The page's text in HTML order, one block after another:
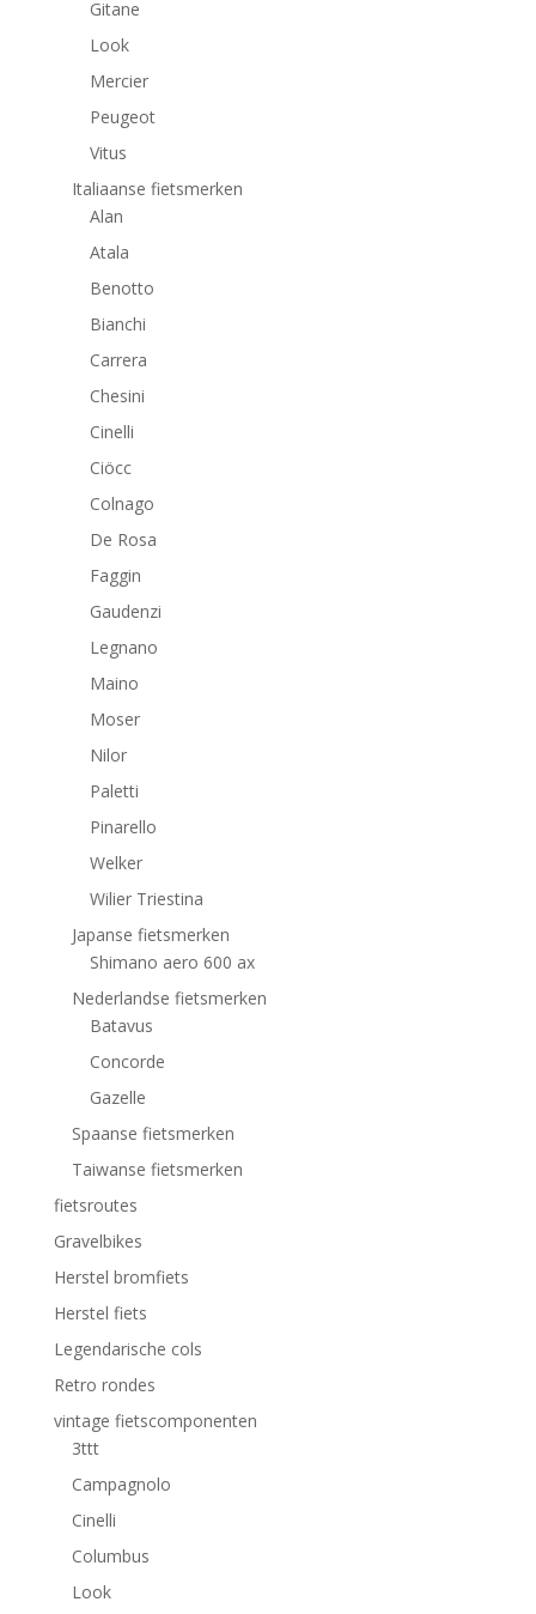
Gitane
Look
Mercier
Peugeot
Vitus
Italiaanse fietsmerken
Alan
Atala
Benotto
Bianchi
Carrera
Chesini
Cinelli
Ciöcc
Colnago
De Rosa
Faggin
Gaudenzi
Legnano
Maino
Moser
Nilor
Paletti
Pinarello
Welker
Wilier Triestina
Japanse fietsmerken
Shimano aero 600 ax
Nederlandse fietsmerken
Batavus
Concorde
Gazelle
Spaanse fietsmerken
Taiwanse fietsmerken
fietsroutes
Gravelbikes
Herstel bromfiets
Herstel fiets
Legendarische cols
Retro rondes
vintage fietscomponenten
3ttt
Campagnolo
Cinelli
Columbus
Look